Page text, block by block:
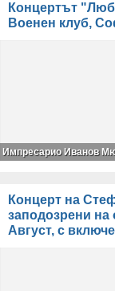
Концертът
Военен клуб,
Импресарио Иванов
Концерт на
заподозрени на
Август, с